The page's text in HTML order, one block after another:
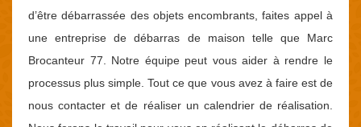
d’être débarrassée des objets encombrants, faites appel à
une entreprise de débarras de maison telle que Marc
Brocanteur 77. Notre équipe peut vous aider à rendre le
processus plus simple. Tout ce que vous avez à faire est de
nous contacter et de réaliser un calendrier de réalisation.